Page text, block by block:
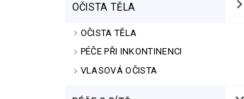
OČISTA TĚLA
OČISTA TĚLA
PÉČE PŘI INKONTINENCI
VLASOVÁ OČISTA